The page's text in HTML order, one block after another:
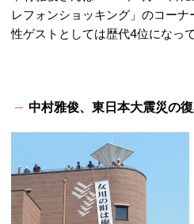
レフォンショッキング」のコー
性ゲストとしては歴代4位になって
中村雅俊、東日本大震災の